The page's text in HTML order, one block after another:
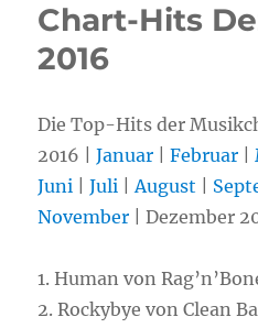
Chart-Hits
2016
Die Top-Hits der
2016 |Januar |Februar |
Juni |Juli |August
November | Dezember
1.Human von
2. Rockybye von Clean